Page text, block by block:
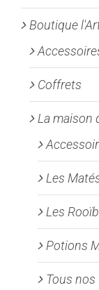
Boutique
Coffrets
La maison
Les
Les
Potions
Tous nos